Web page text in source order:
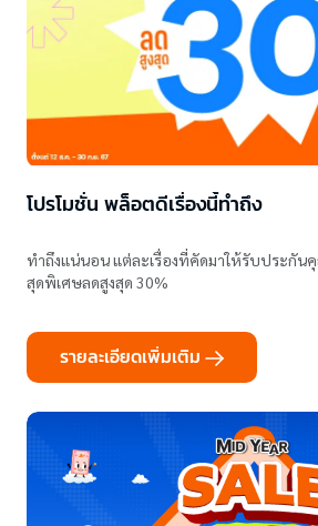
โปรโมชั่น พล็อตดีเรื่องนี้ทำถึง
ทำถึงแน่นอน แต่ละเรื่องที่คัดมาให้รับประกัน
สุดพิเศษลดสูงสุด 30%
รายละเอียดเพิ่มเติม